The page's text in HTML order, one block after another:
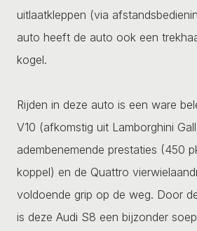
uitlaatkleppen (via
auto heeft de auto ook een
kogel.
Rijden in deze auto is een ware
V10 (afkomstig uit Lamborghini
adembenemende prestaties (450
koppel) en de Quattro
voldoende grip op de weg. Door
is deze Audi S8 een bijzonder